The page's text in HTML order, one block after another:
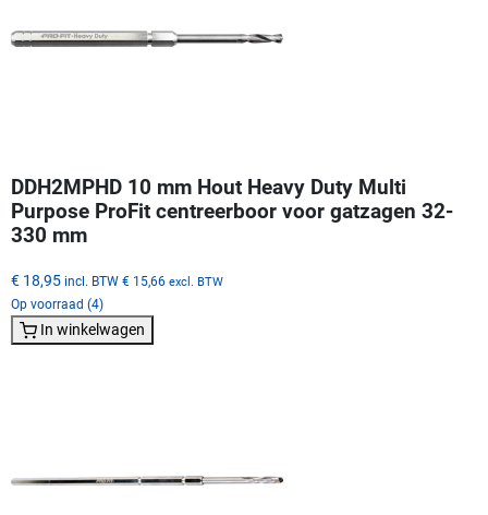
DDH2MPHD 10 mm Hout Heavy Duty Multi
Purpose ProFit centreerboor voor gatzagen 32-
330 mm
€ 18,95 incl. BTW € 15,66 excl. BTW
Op voorraad (4)
In winkelwagen